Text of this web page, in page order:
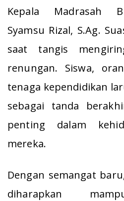
Kepala Madrasah
Syamsu Rizal, S.Ag.
saat tangis
renungan. Siswa,
tenaga kependidikan
sebagai tanda
penting dalam
mereka.
Dengan semangat
diharapkan